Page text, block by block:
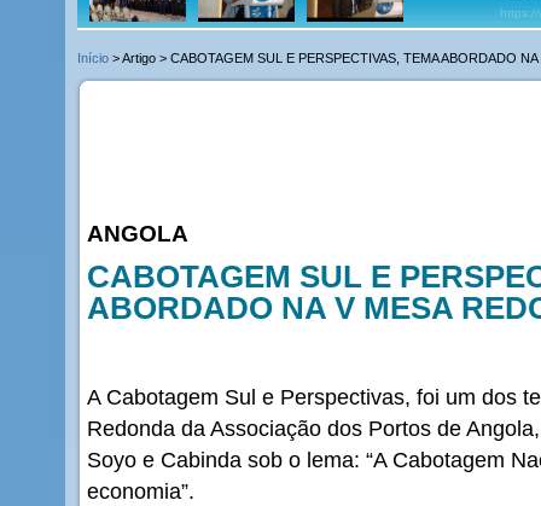
Início > Artigo > CABOTAGEM SUL E PERSPECTIVAS, TEMA ABORDADO
ANGOLA
CABOTAGEM SUL E
ABORDADO NA V MESA
A Cabotagem Sul e Perspectivas, foi um dos
Redonda da Associação dos Portos de
Soyo e Cabinda sob o lema: “A Cabotagem
economia”.